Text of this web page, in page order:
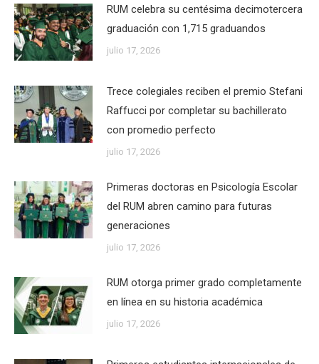
RUM celebra su centésima decimotercera
graduación con 1,715 graduandos
julio 17, 2026
Trece colegiales reciben el premio Stefani
Raffucci por completar su bachillerato
con promedio perfecto
julio 17, 2026
Primeras doctoras en Psicología Escolar
del RUM abren camino para futuras
generaciones
julio 17, 2026
RUM otorga primer grado completamente
en línea en su historia académica
julio 17, 2026